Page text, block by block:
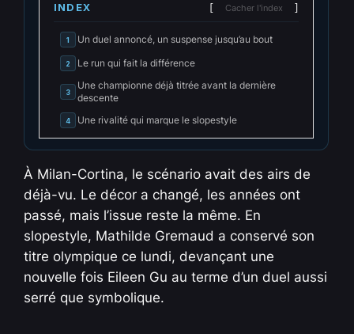
INDEX Cacher l'index
1 Un duel annoncé, un suspense jusqu’au bout
2 Le run qui fait la différence
3
Une championne déjà titrée avant la dernière
descente
4 Une rivalité qui marque le slopestyle
À Milan-Cortina, le scénario avait des airs de
déjà-vu. Le décor a changé, les années ont
passé, mais l’issue reste la même. En
slopestyle, Mathilde Gremaud a conservé son
titre olympique ce lundi, devançant une
nouvelle fois Eileen Gu au terme d’un duel aussi
serré que symbolique.